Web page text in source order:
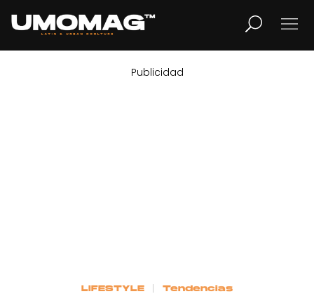
LIFESTYLE
Publicidad
LIFESTYLE Tendencias